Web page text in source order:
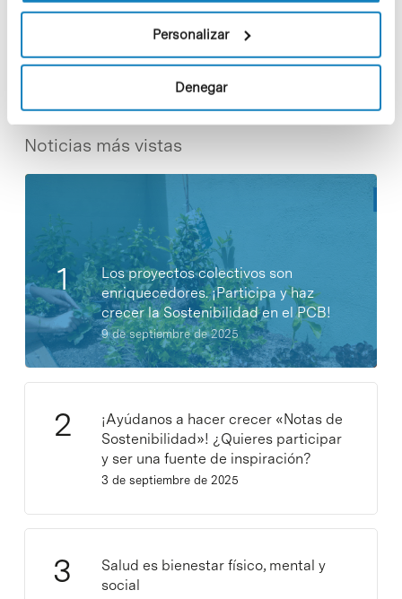
Personalizar
Denegar
Share
Noticias más vistas
Los proyectos colectivos son
enriquecedores. ¡Participa y haz
crecer la Sostenibilidad en el PCB!
9 de septiembre de 2025
¡Ayúdanos a hacer crecer «Notas de
Sostenibilidad»! ¿Quieres participar
y ser una fuente de inspiración?
3 de septiembre de 2025
Salud es bienestar físico, mental y
social